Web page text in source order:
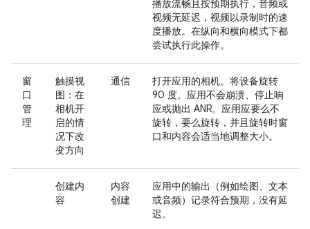
播放流畅且按预期执行，音频或
视频无延迟，视频以录制时的速
度播放。在纵向和横向模式下都
尝试执行此操作。
窗
口
管
理
触摸视
图：在
相机开
启的情
况下改
变方向
通信
打开应用的相机。将设备旋转
90 度。应用不会崩溃、停止响
应或抛出 ANR。应用应要么不
旋转，要么旋转，并且旋转时窗
口和内容会适当地调整大小。
创建内
容
内容
创建
应用中的输出（例如绘图、文本
或音频）记录符合预期，没有延
迟。